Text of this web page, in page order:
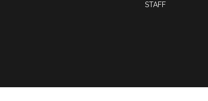
STAFF